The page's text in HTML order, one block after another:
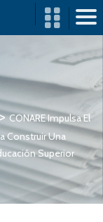
CONARE Impulsa El
Construir Una
Superior
CONARE
ORGANIZACIÓN
ACCIÓN
CONSULTAS Y
TRÁMITES